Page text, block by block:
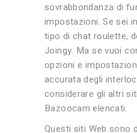
sovrabbondanza di
impostazioni. Se sei
tipo di chat roulette,
Joingy. Ma se vuoi
opzioni e
accurata degli
considerare gli altri
Bazoocam elencati.
Questi siti Web sono